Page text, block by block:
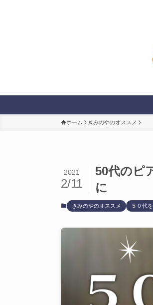
ホーム きみのやのオススメ
50代のピ
に
2021
2/11
きみのやのオススメ ５０代